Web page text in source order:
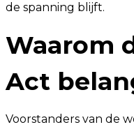
de spanning blijft.
Waarom
Act
Voorstanders van de